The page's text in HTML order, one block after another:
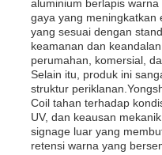
aluminium berlapis
gaya yang meningkatkan
yang sesuai dengan
keamanan dan
perumahan, komersial,
Selain itu, produk ini
struktur
Coil tahan terhadap
UV, dan keausan
signage luar yang
retensi warna yang